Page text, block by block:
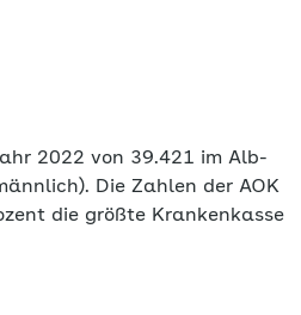
2022 von 39.421 im Alb-
Die Zahlen der AOK
die größte Krankenkasse